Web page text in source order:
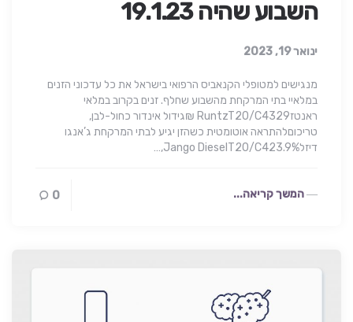
השבוע שהיה 19.1.23
ינואר 19, 2023
מנגישים למטופלי הקנאביס הרפואי בישראל את כל עדכוני הזנים
במלאיי בתי המרקחת מהשבוע שחלף. זנים בקרוב במלאי
ראנטזRuntzT20/C4329 ₪גידול אינדור כחול-לבן,
טריכוםלהתראה אוטומטית כשהזן יגיע לבתי המרקחת ג’אנגו
דיזלJango DieselT20/C423.9%,…
המשך קריאה... 0